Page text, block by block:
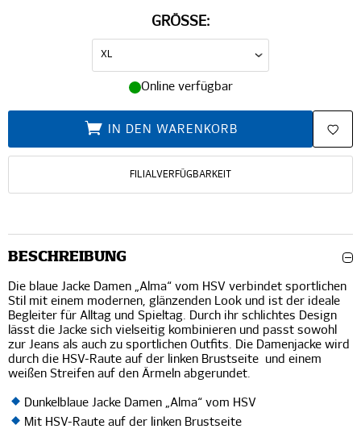
GRÖSSE:
Online verfügbar
IN DEN WARENKORB
FILIALVERFÜGBARKEIT
BESCHREIBUNG
Die blaue Jacke Damen „Alma“ vom HSV verbindet sportlichen
Stil mit einem modernen, glänzenden Look und ist der ideale
Begleiter für Alltag und Spieltag. Durch ihr schlichtes Design
lässt die Jacke sich vielseitig kombinieren und passt sowohl
zur Jeans als auch zu sportlichen Outfits. Die Damenjacke wird
durch die HSV-Raute auf der linken Brustseite und einem
weißen Streifen auf den Ärmeln abgerundet.
Dunkelblaue Jacke Damen „Alma“ vom HSV
Mit HSV-Raute auf der linken Brustseite